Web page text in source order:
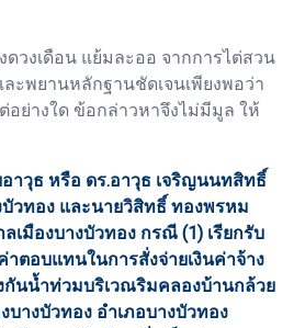
งเดือน แย้มละออ จากการไต่สวน
ะพยานหลักฐานชัดเจนเพียงพอว่า
ย่างใด ข้อกล่าวหาจึงไม่มีมูล ให้
อาวุธ หรือ ดร.อาวุธ เจริญนนทสิทธิ์
บัวทอง และนายวิสิทธิ์ ทองพรหม
เมืองบางบัวทอง กรณี (1) เรียกรับ
าตอบแทนในการสั่งจ่ายเงินค่าจ้าง
กันน้ำท่วมบริเวณริมคลองบ้านกล้วย
บางบัวทอง อำเภอบางบัวทอง